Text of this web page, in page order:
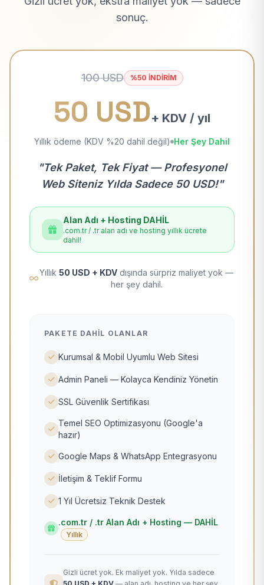
sonuç.
100 USD %50 İNDİRİM
50 USD+ KDV / yıl
Yıllık ödeme (KDV %20 dahil değil) Her Şey Dahil
"Tek Paket, Tek Fiyat — Profesyonel
Web Siteniz Yılda Sadece 50 USD!"
Alan Adı + Hosting DAHİL
.com.tr / .tr alan adı ve hosting yıllık ücrete
dahil!
Yıllık 50 USD + KDV dışında sürpriz maliyet yok —
her şey dahil.
PAKETE DAHIL OLANLAR
Kurumsal & Mobil Uyumlu Web Sitesi
Admin Paneli — Kolayca Kendiniz Yönetin
SSL Güvenlik Sertifikası
Temel SEO Optimizasyonu (Google'a
hazır)
Google Maps & WhatsApp Entegrasyonu
İletişim & Teklif Formu
1 Yıl Ücretsiz Teknik Destek
.com.tr / .tr Alan Adı + Hosting — DAHİL
Yıllık
Gizli ücret yok. Ek maliyet yok. Yılda sadece